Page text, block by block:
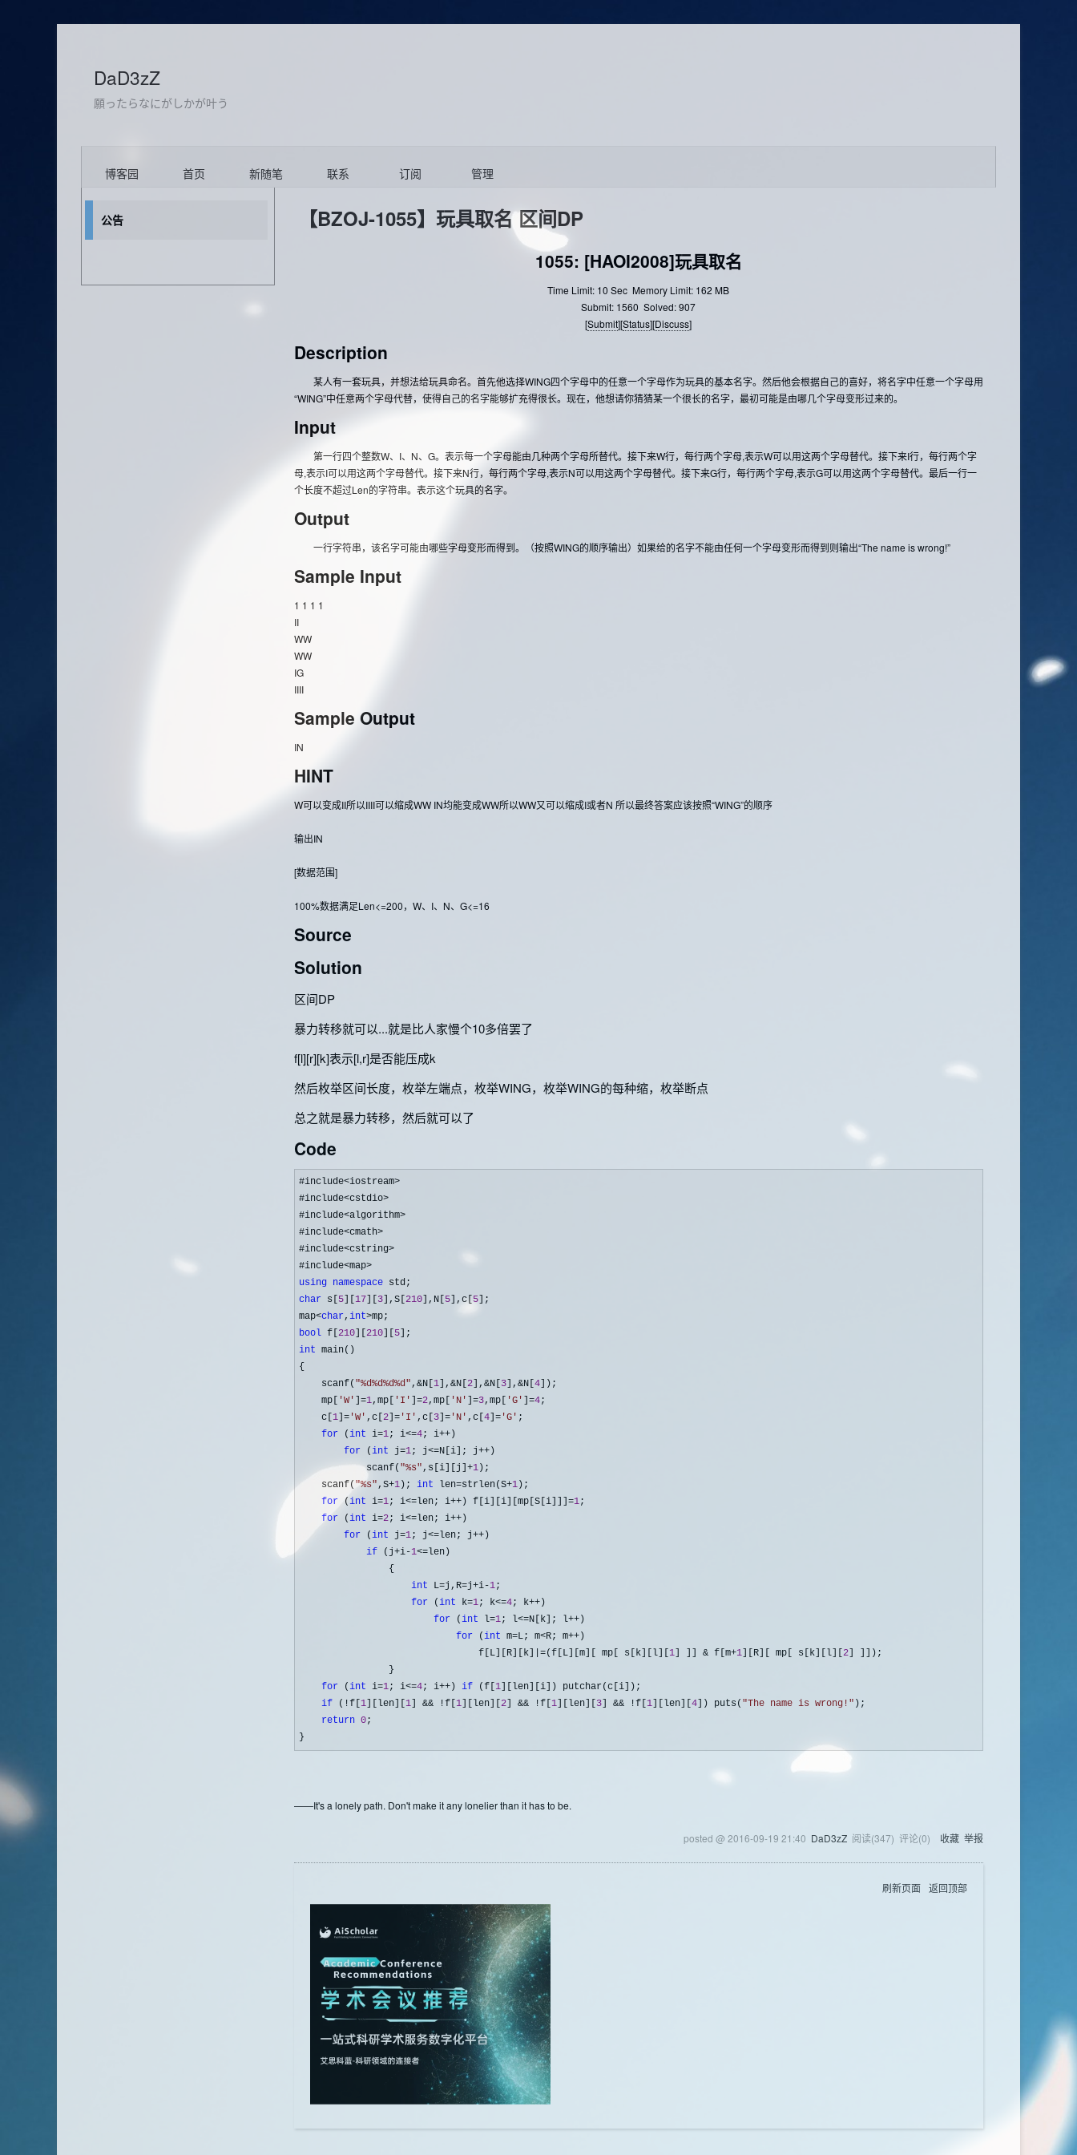
DaD3zZ
願ったらなにがしかが叶う
博客园 首页 新随笔 联系 订阅 管理
【BZOJ-1055】玩具取名 区间DP
1055: [HAOI2008]玩具取名
Time Limit: 10 Sec Memory Limit: 162 MB
Submit: 1560Solved: 907
[Submit][Status][Discuss]
Description
某人有一套玩具，并想法给玩具命名。首先他选择WING四个字母中的任意一个字母作为玩具的基本名字。然后他会根据自己的喜好，将名字中任意一个字母用
“WING”中任意两个字母代替，使得自己的名字能够扩充得很长。现在，他想请你猜猜某一个很长的名字，最初可能是由哪几个字母变形过来的。
Input
第一行四个整数W、I、N、G。表示每一个字母能由几种两个字母所替代。接下来W行，每行两个字母,表示W可以用这两个字母替代。接下来I行，每行两个字
母,表示I可以用这两个字母替代。接下来N行，每行两个字母,表示N可以用这两个字母替代。接下来G行，每行两个字母,表示G可以用这两个字母替代。最后一行一
个长度不超过Len的字符串。表示这个玩具的名字。
Output
一行字符串，该名字可能由哪些字母变形而得到。（按照WING的顺序输出）如果给的名字不能由任何一个字母变形而得到则输出“The name is wrong!”
Sample Input
1 1 1 1
II
WW
WW
IG
IIII
Sample Output
IN
HINT
W可以变成II所以IIII可以缩成WW IN均能变成WW所以WW又可以缩成I或者N 所以最终答案应该按照“WING”的顺序
输出IN
[数据范围]
100%数据满足Len<=200，W、I、N、G<=16
Source
Solution
区间DP
暴力转移就可以...就是比人家慢个10多倍罢了
f[l][r][k]表示[l,r]是否能压成k
然后枚举区间长度，枚举左端点，枚举WING，枚举WING的每种缩，枚举断点
总之就是暴力转移，然后就可以了
Code
#include<iostream>
#include<cstdio>
#include<algorithm>
#include<cmath>
#include<cstring>
#include
using namespace
char s[ 5][ 17][ 3],S[ 210],N[ 5],c[ 5];
map<char , int>
bool f[ 210][ 210][ 5
int main()
{
    scanf(
"%d%d%d%d" ,&N[ 1],&N[ 2],&N[ 3],&N[ 4]);
    mp[
'W' ]=1,mp[ ' I ' ]=2,mp[ ' N' ]=3,mp[ 'G' ]=4;
    c[
1]='W' ,c[ 2]=' I ' ,c[ 3]=' N' ,c[ 4]='G' ;
for (int i=1; i<=4; i++)
for (int j=1; j<=N[i]; j++)
            scanf(
"%s" ,s[i][j]+1);
    scanf(
"%s" ,S+1); int len=strlen(S+1);
for (int i=1; i<=len; i++) f[i][i][mp[S[i]]]=1;
for (int i=2; i<=len; i++)
for (int j=1; j<=len; j++)
if (j+i-1<=len)
                {
int L=j,R=j+i-1;
for (int k=1; k<=4; k++)
for (int l=1; l<=N[k]; l++)
for (int m=L; m<R; m++)
                                f[L][R][k]
|=(f[L][m][ mp[ s[k][l][ 1] ]] & f[m+1][R][ mp[ s[k][l][ 2] ]]);
                }
for (int i=1; i<=4; i++) if (f[ 1][len][i]) putchar(c[i]);
if (!f[ 1][len][ 1] && !f[ 1][len][ 2] && !f[ 1][len][ 3] && !f[ 1][len][ 4]) puts( "The name is wrong! " );
return 0;
}
——It's a lonely path. Don't make it any lonelier than it has to be.
posted @2016-09-19 21:40 DaD3zZ 阅读(347) 评论(0) 收藏 举报
刷新页面 返回顶部
公告